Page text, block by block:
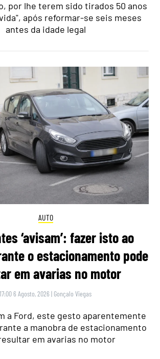
por lhe terem sido tirados 50 anos
após reformar-se seis meses
antes da idade legal
AUTO
‘avisam’: fazer isto ao
o estacionamento pode
em avarias no motor
17:00 6 Agosto, 2026 | Gonçalo Viegas
a Ford, este gesto aparentemente
a manobra de estacionamento
em avarias no motor